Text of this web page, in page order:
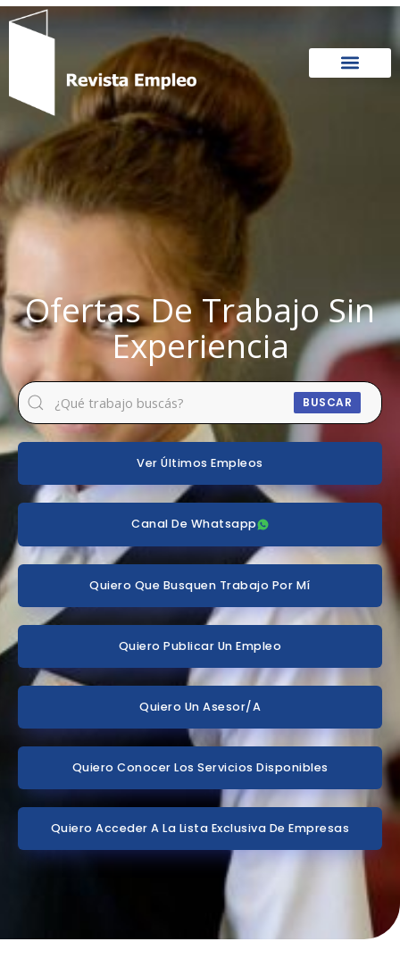
Ir
Ofertas De Trabajo Sin
Experiencia
BUSCAR
Ver Últimos Empleos
Canal De Whatsapp
Quiero Que Busquen Trabajo Por Mí
Quiero Publicar Un Empleo
Quiero Un Asesor/a
Quiero Conocer Los Servicios Disponibles
Quiero Acceder A La Lista Exclusiva De Empresas